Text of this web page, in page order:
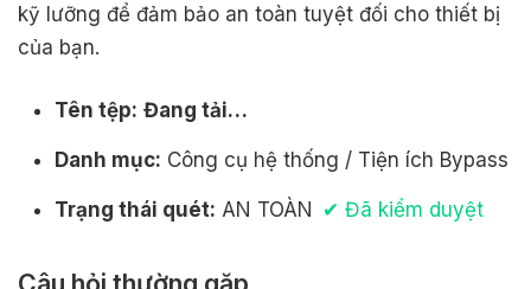
kỹ lưỡng để đảm bảo an toàn tuyệt đối cho thiết bị
của bạn.
Tên tệp: Đang tải…
Danh mục: Công cụ hệ thống / Tiện ích Bypass
Trạng thái quét: AN TOÀN ✔ Đã kiểm duyệt
Câu hỏi thường gặp